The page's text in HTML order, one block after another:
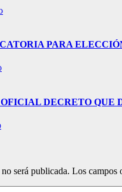
PARA
DECRETO QUE
será publicada. Los campos